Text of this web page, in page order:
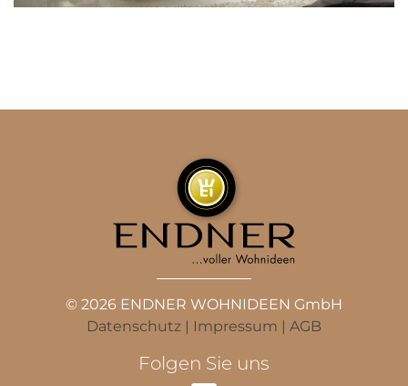
© 2026 ENDNER WOHNIDEEN GmbH
Datenschutz | Impressum | AGB
Folgen Sie uns